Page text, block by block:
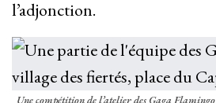
l’adjonction.
Une compétition de l’atelier des Gaga